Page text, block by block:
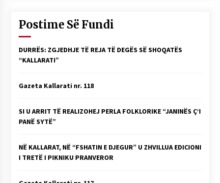
Postime Së Fundi
DURRËS: ZGJEDHJE TË REJA TË DEGËS SË SHOQATËS
“KALLARATI”
Gazeta Kallarati nr. 118
SI U ARRIT TË REALIZOHEJ PERLA FOLKLORIKE “JANINËS Ç’I
PANË SYTË”
NË KALLARAT, NË “FSHATIN E DJEGUR” U ZHVILLUA EDICIONI
I TRETË I PIKNIKU PRANVEROR